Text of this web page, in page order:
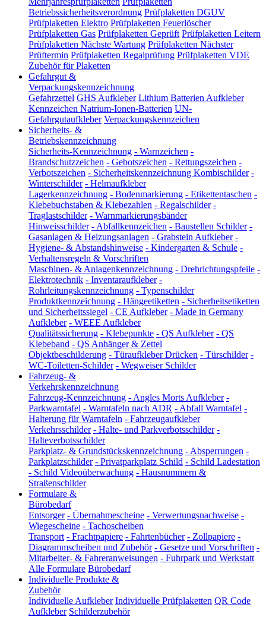
Betriebssicherheitsverordnung Prüfplaketten DGUV
Prüfplaketten Elektro Prüfplaketten Feuerlöscher
Prüfplaketten Gas Prüfplaketten Geprüft Prüfplaketten Leitern
Prüfplaketten Nächste Wartung Prüfplaketten Nächster
Prüftermin Prüfplaketten Regalprüfung Prüfplaketten VDE
Zubehör für Plaketten
Gefahrgut &
Verpackungskennzeichnung
Gefahrzettel GHS Aufkleber Lithium Batterien Aufkleber
Kennzeichen Natrium-Ionen-Batterien UN-
Gefahrgutaufkleber Verpackungskennzeichen
Sicherheits- &
Betriebskennzeichnung
Sicherheits-Kennzeichnung - Warnzeichen -
Brandschutzzeichen - Gebotszeichen - Rettungszeichen -
Verbotszeichen - Sicherheitskennzeichnung Kombischilder -
Winterschilder - Helmaufkleber
Lagerkennzeichnung - Bodenmarkierung - Etikettentaschen -
Klebebuchstaben & Klebezahlen - Regalschilder -
Traglastschilder - Warnmarkierungsbänder
Hinweisschilder - Abfallkennzeichen - Baustellen Schilder -
Gasanlagen & Heizungsanlagen - Grabstein Aufkleber -
Hygiene- & Abstandshinweise - Kindergarten & Schule -
Verhaltensregeln & Vorschriften
Maschinen- & Anlagenkennzeichnung - Drehrichtungspfeile -
Elektrotechnik - Inventaraufkleber -
Rohrleitungskennzeichnung - Typenschilder
Produktkennzeichnung - Hängeetiketten - Sicherheitsetiketten
und Sicherheitssiegel - CE Aufkleber - Made in Germany
Aufkleber - WEEE Aufkleber
Qualitätssicherung - Klebepunkte - QS Aufkleber - QS
Klebeband - QS Anhänger & Zettel
Objektbeschilderung - Türaufkleber Drücken - Türschilder -
WC-Toiletten-Schilder - Wegweiser Schilder
Fahrzeug- &
Verkehrskennzeichnung
Fahrzeug-Kennzeichnung - Angles Morts Aufkleber -
Parkwarntafel - Warntafeln nach ADR - Abfall Warntafel -
Halterung für Warntafeln - Fahrzeugaufkleber
Verkehrsschilder - Halte- und Parkverbotsschilder -
Halteverbotsschilder
Parkplatz- & Grundstückskennzeichnung - Absperrungen -
Parkplatzschilder - Privatparkplatz Schild - Schild Ladestation
- Schild Videoüberwachung - Hausnummern &
Straßenschilder
Formulare &
Bürobedarf
Entsorger - Übernahmescheine - Verwertungsnachweise -
Wiegescheine - Tachoscheiben
Transport - Frachtpapiere - Fahrtenbücher - Zollpapiere -
Diagrammscheiben und Zubehör - Gesetze und Vorschriften -
Mitarbeiter- & Fahreranweisungen - Fuhrpark und Werkstatt
Alle Formulare Bürobedarf
Individuelle Produkte &
Zubehör
Individuelle Aufkleber Individuelle Prüfplaketten QR Code
Aufkleber Schilderzubehör